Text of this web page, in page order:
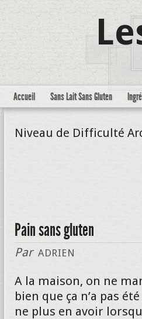
Accueil Sans Lait Sans Gluten
Niveau de Difficulté
Pain sans gluten
Par ADRIEN
A la maison, on ne
bien que ça n’a pas
ne plus en avoir